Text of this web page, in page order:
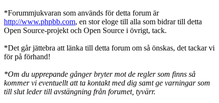
*Forummjukvaran som används för detta forum är
http://www.phpbb.com, en stor eloge till alla som bidrar till detta
Open Source-projekt och Open Source i övrigt, tack.
*Det går jättebra att länka till detta forum om så önskas, det tackar vi
för på förhand!
*Om du upprepande gånger bryter mot de regler som finns så
kommer vi eventuellt att ta kontakt med dig samt ge varningar som
till slut leder till avstängning från forumet, tyvärr.